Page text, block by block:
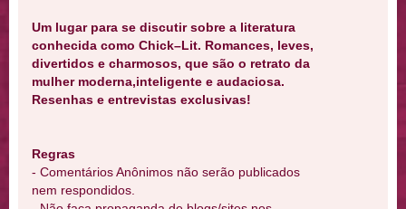
Um lugar para se discutir sobre a literatura
conhecida como Chick–Lit. Romances, leves,
divertidos e charmosos, que são o retrato da
mulher moderna,inteligente e audaciosa.
Resenhas e entrevistas exclusivas!
Regras
- Comentários Anônimos não serão publicados
nem respondidos.